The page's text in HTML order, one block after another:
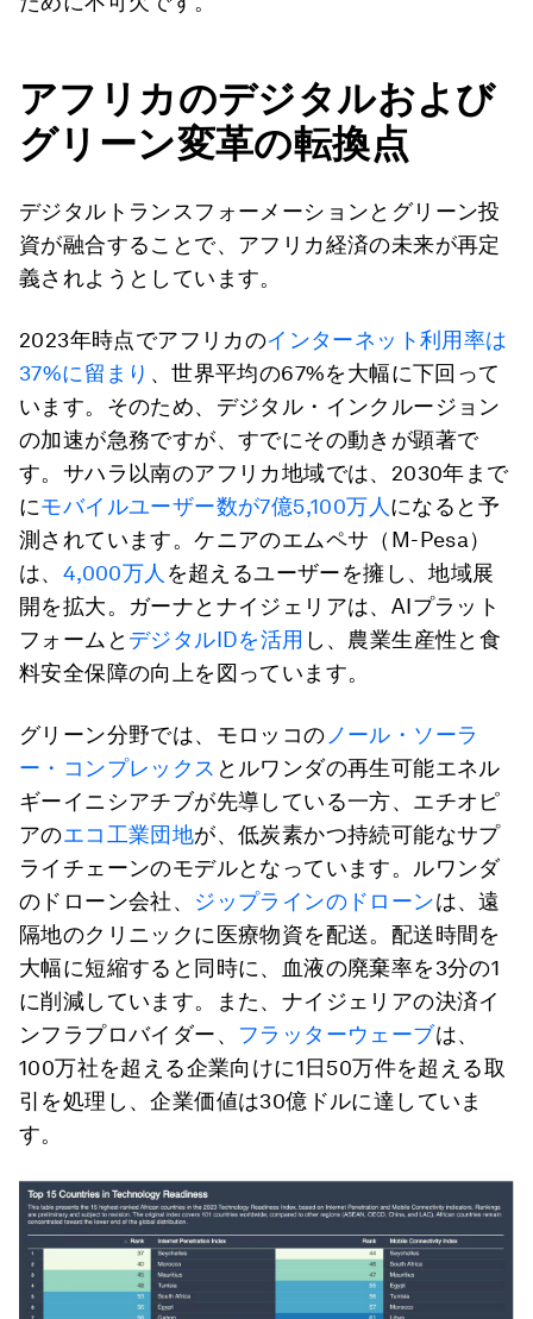
アフリカのデジタルおよび
グリーン変革の転換点
デジタルトランスフォーメーションとグリーン投
資が融合することで、アフリカ経済の未来が再定
義されようとしています。
2023年時点でアフリカのインターネット利用率は
37%に留まり 、世界平均の67%を大幅に下回って
います。そのため、デジタル・インクルージョン
の加速が急務ですが、すでにその動きが顕著で
す。サハラ以南のアフリカ地域では、2030年まで
にモバイルユーザー数が7億5,100万人 になると予
測されています。ケニアのエムペサ（M-Pesa）
は、 4,000万人 を超えるユーザーを擁し、地域展
開を拡大。ガーナとナイジェリアは、AIプラット
フォームと デジタルIDを活用 し、農業生産性と食
料安全保障の向上を図っています。
グリーン分野では、モロッコの ノール・ソーラ
ー・コンプレックス とルワンダの再生可能エネル
ギーイニシアチブが先導している一方、エチオピ
アのエコ工業団地が、低炭素かつ持続可能なサプ
ライチェーンのモデルとなっています。ルワンダ
のドローン会社、 ジップラインのドローンは、遠
隔地のクリニックに医療物資を配送。配送時間を
大幅に短縮すると同時に、血液の廃棄率を3分の1
に削減しています。また、ナイジェリアの決済イ
ンフラプロバイダー、 フラッターウェーブは、
100万社を超える企業向けに1日50万件を超える取
引を処理し、企業価値は30億ドルに達していま
す。